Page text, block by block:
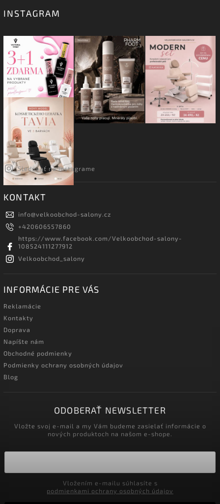
INSTAGRAM
Sledovať na Instagrame
KONTAKT
info@velkoobchod-salony.cz
+420606557860
https://www.facebook.com/Velkoobchod-salony-
108524111277912
Velkoobchod_salony
INFORMÁCIE PRE VÁS
Reklamácie
Kontakty
Doprava
Napíšte nám
Obchodné podmienky
Podmienky ochrany osobných údajov
Blog
ODOBERAŤ NEWSLETTER
Vložte svoj e-mail a my Vám budeme zasielať informácie o
nových produktoch na našom e-shope.
podmienkami ochrany osobných údajov